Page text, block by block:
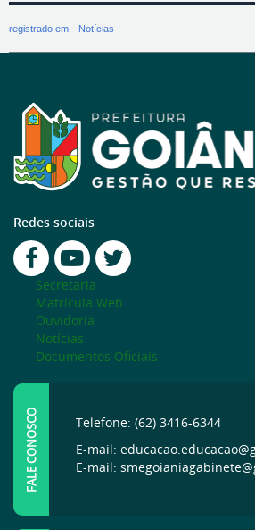
registrado em: Notícias
Redes sociais
Secretaria
Matrícula Web
Ouvidoria
Notícias
Documentos Oficiais
FALE CONOSCO
Telefone: (62) 3416-6344
E-mail:
E-mail: